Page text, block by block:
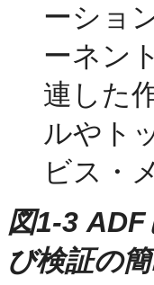
ーショ
ーネン
連した
ルやト
ビス・
図1-3
び検証の